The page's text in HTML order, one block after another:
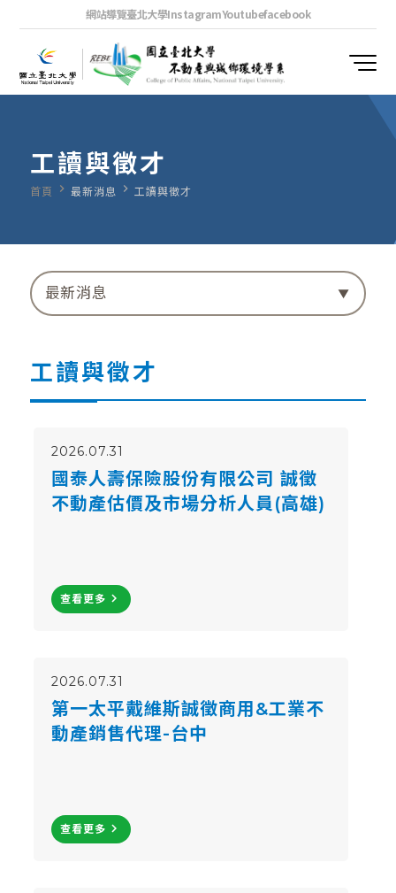
網站導覽臺北大學InstagramYoutubefacebook
工讀與徵才
首頁 navigate_next 最新消息 navigate_next 工讀與徵才
最新消息
工讀與徵才
2026.07.31
國泰人壽保險股份有限公司 誠徵
不動產估價及市場分析人員(高雄)
查看更多 navigate_next
2026.07.31
第一太平戴維斯誠徵商用&工業不
動產銷售代理-台中
查看更多 navigate_next